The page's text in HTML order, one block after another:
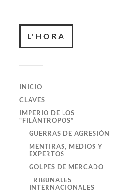
L'HORA
INICIO
CLAVES
IMPERIO DE LOS
“FILÁNTROPOS”
GUERRAS DE AGRESIÓN
MENTIRAS, MEDIOS Y
EXPERTOS
GOLPES DE MERCADO
TRIBUNALES
INTERNACIONALES